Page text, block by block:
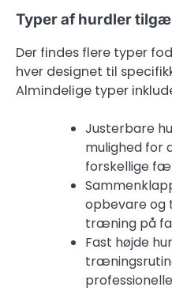
Typer af hurdler
Der findes flere typer
hver designet til
Almindelige typer
Justerbare
mulighed for
forskellige
opbevare og
træning på
Fast højde